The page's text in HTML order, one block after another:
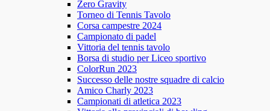
Zero Gravity
Torneo di Tennis Tavolo
Corsa campestre 2024
Campionato di padel
Vittoria del tennis tavolo
Borsa di studio per Liceo sportivo
ColorRun 2023
Successo delle nostre squadre di calcio
Amico Charly 2023
Campionati di atletica 2023